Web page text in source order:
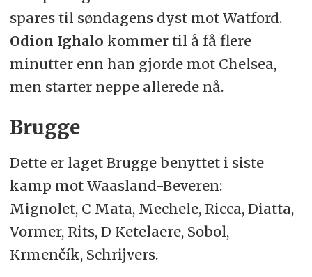
spares til søndagens dyst mot Watford.
Odion Ighalo kommer til å få flere
minutter enn han gjorde mot Chelsea,
men starter neppe allerede nå.
Brugge
Dette er laget Brugge benyttet i siste
kamp mot Waasland-Beveren:
Mignolet, C Mata, Mechele, Ricca, Diatta,
Vormer, Rits, D Ketelaere, Sobol,
Krmenčík, Schrijvers.